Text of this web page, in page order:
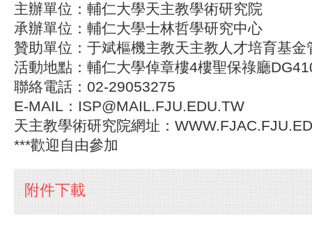
主辦單位：輔仁大學天主教學術研究院
承辦單位：輔仁大學士林哲學研究中心
贊助單位：于斌樞機主教天主教人才培育基金
活動地點：輔仁大學倬章樓4樓聖保祿廳
聯絡電話：02-29053275
E-MAIL：ISP@MAIL.FJU.EDU.TW
天主教學術研究院網址：
***歡迎自由參加
附件下載